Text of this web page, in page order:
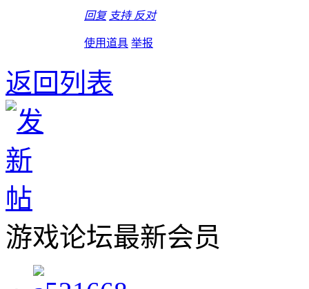
回复 支持 反对
使用道具 举报
返回列表
游戏论坛最新会员